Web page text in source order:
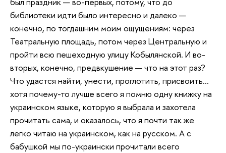
библиотеки идти было интересно и далеко —
конечно, по тогдашним моим ощущениям: через
Театральную площадь, потом через Центральную и
пройти всю пешеходную улицу Кобылянской. И во-
вторых, конечно, предвкушение — что на этот раз?
Что удастся найти, унести, проглотить, присвоить…
хотя почему-то лучше всего я помню одну книжку на
украинском языке, которую я выбрала и захотела
прочитать сама, и оказалось, что я почти так же
легко читаю на украинском, как на русском. А с
бабушкой мы по-украински прочитали всего